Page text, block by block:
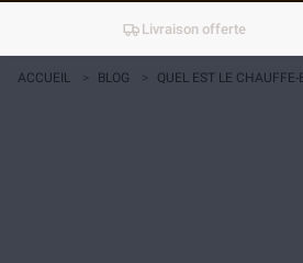
Livraison offerte
ACCUEIL > BLOG > QUEL EST LE